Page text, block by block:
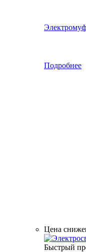
Подробнее
Цена
Быстрый